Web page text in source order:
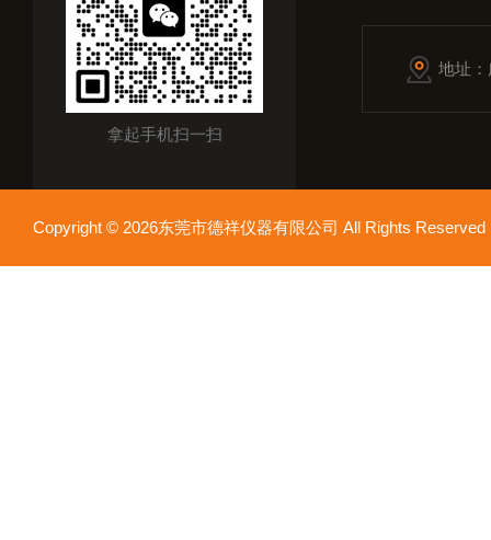
拿起手机扫一扫
地址
Copyright © 2026东莞市德祥仪器有限公司 All Rights